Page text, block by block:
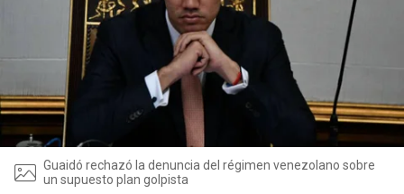
Guaidó rechazó la denuncia del régimen venezolano sobre
un supuesto plan golpista